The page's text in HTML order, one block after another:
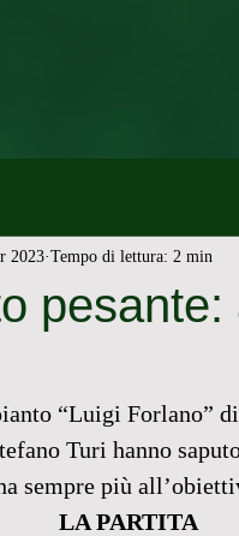
pesante:
2023 Tempo di lettura: 2 min
“Luigi Forlano”
Turi hanno
sempre più
LA PARTITA